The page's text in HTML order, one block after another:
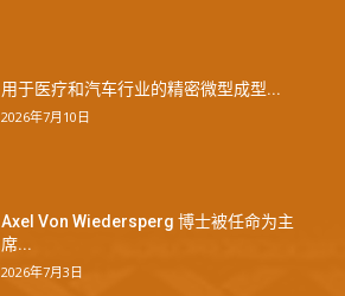
用于医疗和汽车行业的精密微型成型...
2026年7月10日
Axel Von Wiedersperg 博士被任命为主
席...
2026年7月3日